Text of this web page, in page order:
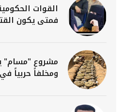
القوات
فمتى يكون
ومخلفاً حربياً